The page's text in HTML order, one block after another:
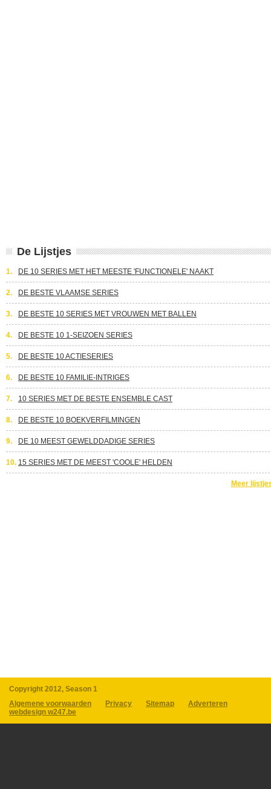
De Lijstjes
1. DE 10 SERIES MET HET MEESTE 'FUNCTIONELE' NAAKT
2. DE BESTE VLAAMSE SERIES
3. DE BESTE 10 SERIES MET VROUWEN MET BALLEN
4. DE BESTE 10 1-SEIZOEN SERIES
5. DE BESTE 10 ACTIESERIES
6. DE BESTE 10 FAMILIE-INTRIGES
7. 10 SERIES MET DE BESTE ENSEMBLE CAST
8. DE BESTE 10 BOEKVERFILMINGEN
9. DE 10 MEEST GEWELDDADIGE SERIES
10. 15 SERIES MET DE MEEST 'COOLE' HELDEN
Meer
Copyright 2012, Season 1
Algemene voorwaarden
Privacy Sitemap
Adverteren
webdesign w247.be